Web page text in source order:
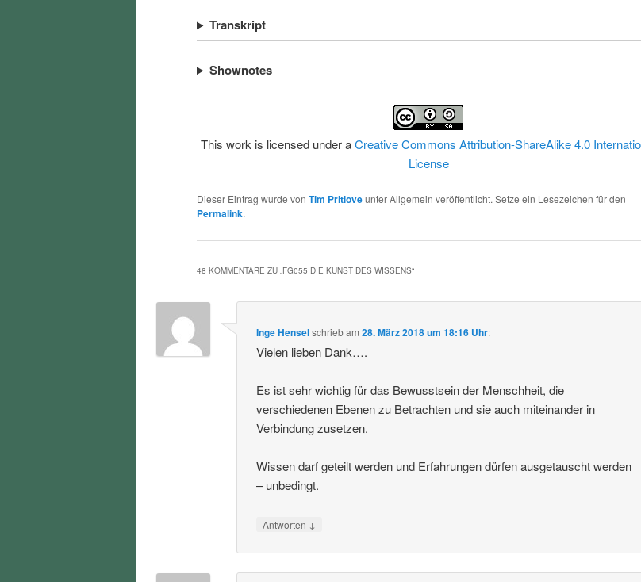
Transkript
Shownotes
This work is licensed under aCreative Commons Attribution-ShareAlike 4.0
License
Dieser Eintrag wurde von Tim Pritloveunter Allgemein veröffentlicht. Setze ein Lesezeichen für den
Permalink.
48 KOMMENTARE ZU „FG055 DIE KUNST DES WISSENS“
Inge Henselschriebam28. März 2018 um 18:16 Uhr:
Vielen lieben Dank….
Es ist sehr wichtig für das Bewusstsein der Menschheit, die
verschiedenen Ebenen zu Betrachten und sie auch miteinander in
Verbindung zusetzen.
Wissen darf geteilt werden und Erfahrungen dürfen ausgetauscht werden
– unbedingt.
Antworten ↓